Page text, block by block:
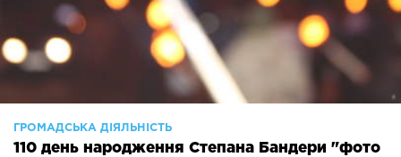
ГРОМАДСЬКА ДІЯЛЬНІСТЬ
110 день народження Степана Бандери "фото